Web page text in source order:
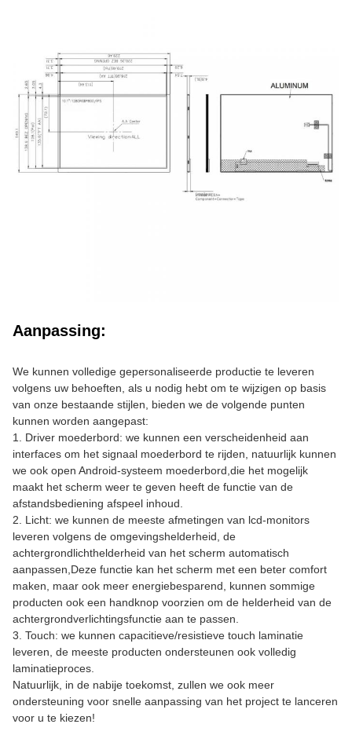
Aanpassing:
We kunnen volledige gepersonaliseerde productie te leveren
volgens uw behoeften, als u nodig hebt om te wijzigen op basis
van onze bestaande stijlen, bieden we de volgende punten
kunnen worden aangepast:
1. Driver moederbord: we kunnen een verscheidenheid aan
interfaces om het signaal moederbord te rijden, natuurlijk kunnen
we ook open Android-systeem moederbord,die het mogelijk
maakt het scherm weer te geven heeft de functie van de
afstandsbediening afspeel inhoud.
2. Licht: we kunnen de meeste afmetingen van lcd-monitors
leveren volgens de omgevingshelderheid, de
achtergrondlichthelderheid van het scherm automatisch
aanpassen,Deze functie kan het scherm met een beter comfort
maken, maar ook meer energiebesparend, kunnen sommige
producten ook een handknop voorzien om de helderheid van de
achtergrondverlichtingsfunctie aan te passen.
3. Touch: we kunnen capacitieve/resistieve touch laminatie
leveren, de meeste producten ondersteunen ook volledig
laminatieproces.
Natuurlijk, in de nabije toekomst, zullen we ook meer
ondersteuning voor snelle aanpassing van het project te lanceren
voor u te kiezen!